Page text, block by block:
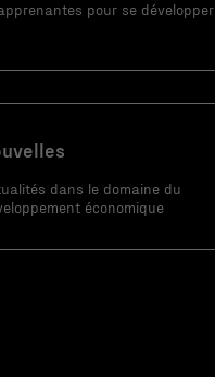
pour se développer
dans le domaine du
économique
sont
fonctionnement
du site Web.
Afin que nous